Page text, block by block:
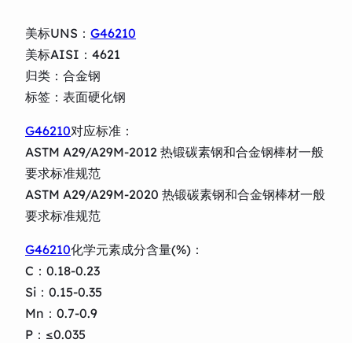
美标UNS： G46210
美标AISI：4621
归类：合金钢
标签：表面硬化钢
G46210对应标准：
ASTM A29/A29M-2012 热锻碳素钢和合金钢棒材一般
要求标准规范
ASTM A29/A29M-2020 热锻碳素钢和合金钢棒材一般
要求标准规范
G46210化学元素成分含量(%)：
C：0.18-0.23
Si：0.15-0.35
Mn：0.7-0.9
P：≤0.035